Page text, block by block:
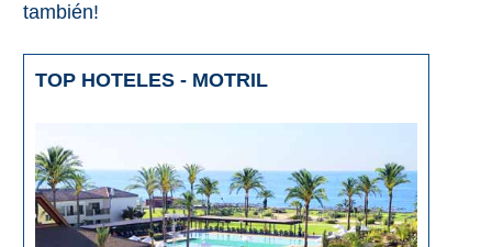
también!
TOP HOTELES - MOTRIL